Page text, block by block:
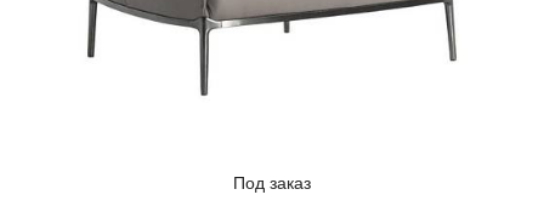
Под заказ